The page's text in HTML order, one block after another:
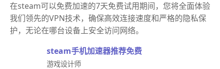
在steam可以免费加速的7天免费试用期间，您将全面体验
我们领先的VPN技术，确保高效连接速度和严格的隐私保
护，无论在哪台设备上安全访问网络。
steam手机加速器推荐免费
游戏设计师